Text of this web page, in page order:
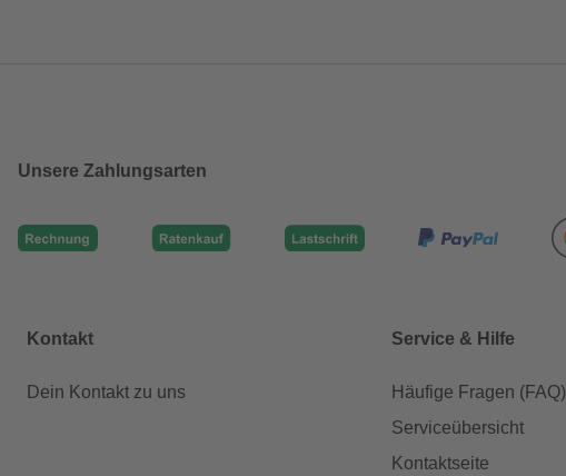
Unsere Zahlungsarten
Kontakt
Dein Kontakt zu uns
Service & Hilfe
Häufige Fragen (FAQ)
Serviceübersicht
Kontaktseite